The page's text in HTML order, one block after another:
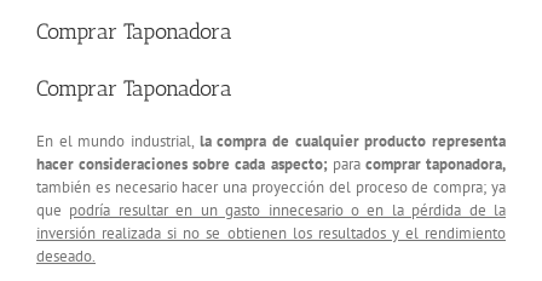
Comprar Taponadora
Comprar Taponadora
En el mundo industrial, la compra de cualquier producto representa
hacer consideraciones sobre cada aspecto;para comprar taponadora,
también es necesario hacer una proyección del proceso de compra; ya
que podría resultar en un gasto innecesario o en la pérdida de la
inversión realizada si no se obtienen los resultados y el rendimiento
deseado.